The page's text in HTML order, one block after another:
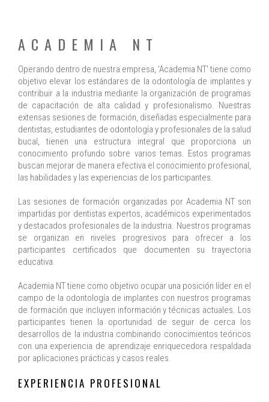
ACADEMIA NT
Operando dentro de nuestra empresa, 'Academia NT' tiene como
objetivo elevar los estándares de la odontología de implantes y
contribuir a la industria mediante la organización de programas
de capacitación de alta calidad y profesionalismo. Nuestras
extensas sesiones de formación, diseñadas especialmente para
dentistas, estudiantes de odontología y profesionales de la salud
bucal, tienen una estructura integral que proporciona un
conocimiento profundo sobre varios temas. Estos programas
buscan mejorar de manera efectiva el conocimiento profesional,
las habilidades y las experiencias de los participantes.
Las sesiones de formación organizadas por Academia NT son
impartidas por dentistas expertos, académicos experimentados
y destacados profesionales de la industria. Nuestros programas
se organizan en niveles progresivos para ofrecer a los
participantes certificados que documenten su trayectoria
educativa.
Academia NT tiene como objetivo ocupar una posición líder en el
campo de la odontología de implantes con nuestros programas
de formación que incluyen información y técnicas actuales. Los
participantes tienen la oportunidad de seguir de cerca los
desarrollos de la industria combinando conocimientos teóricos
con una experiencia de aprendizaje enriquecedora respaldada
por aplicaciones prácticas y casos reales.
EXPERIENCIA PROFESIONAL